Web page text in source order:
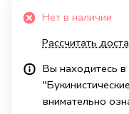
Нет в наличии
Рассчитать
Вы находитесь
внимательно